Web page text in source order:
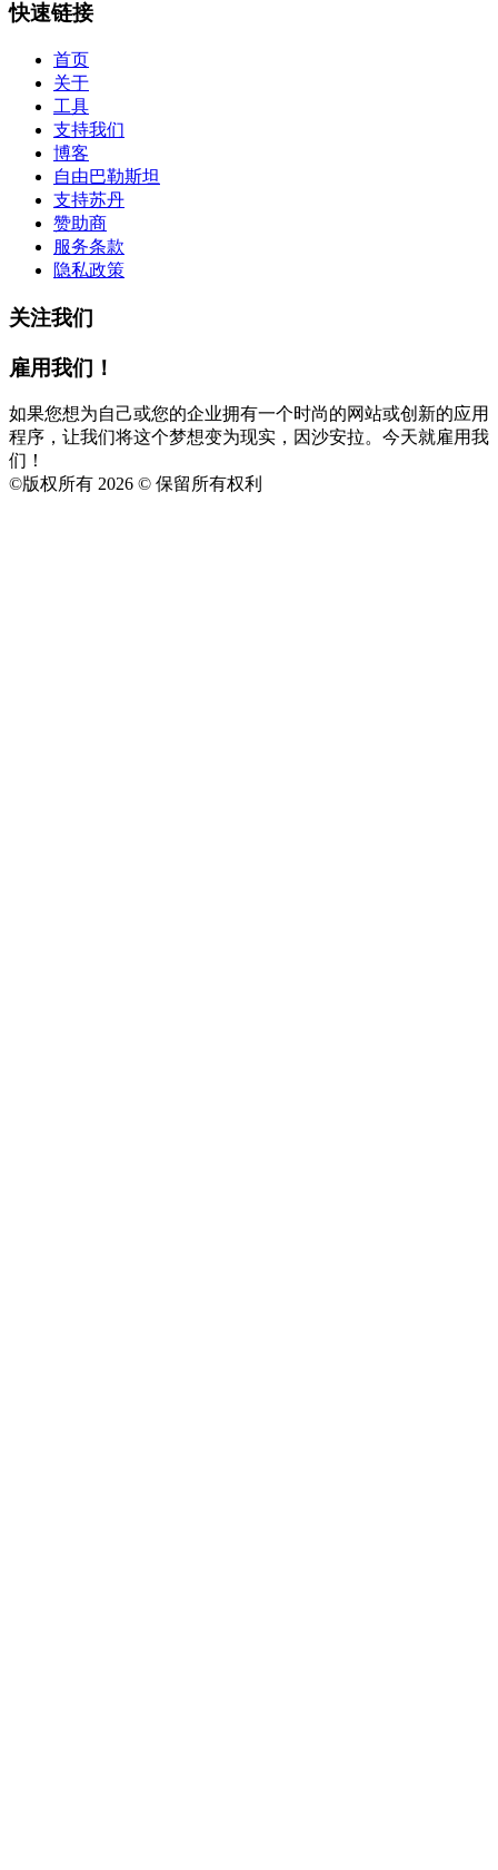
快速链接
首页
关于
工具
支持我们
博客
自由巴勒斯坦
支持苏丹
赞助商
服务条款
隐私政策
关注我们
雇用我们！
如果您想为自己或您的企业拥有一个时尚的网站或创新的应用
程序，让我们将这个梦想变为现实，因沙安拉。今天就雇用我
们！
©版权所有 2026 © 保留所有权利